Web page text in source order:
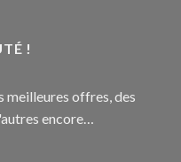
!
meilleures offres, des
encore…